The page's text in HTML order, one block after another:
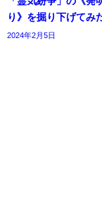
り》を掘り下げてみ
2024年2月5日